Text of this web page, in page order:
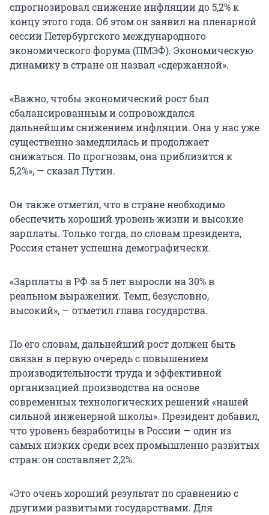
спрогнозировал снижение инфляции до 5,2% к
концу этого года. Об этом он заявил на пленарной
сессии Петербургского международного
экономического форума (ПМЭФ). Экономическую
динамику в стране он назвал «сдержанной».
«Важно, чтобы экономический рост был
сбалансированным и сопровождался
дальнейшим снижением инфляции. Она у нас уже
существенно замедлилась и продолжает
снижаться. По прогнозам, она приблизится к
5,2%», — сказал Путин.
Он также отметил, что в стране необходимо
обеспечить хороший уровень жизни и высокие
зарплаты. Только тогда, по словам президента,
Россия станет успешна демографически.
«Зарплаты в РФ за 5 лет выросли на 30% в
реальном выражении. Темп, безусловно,
высокий», — отметил глава государства.
По его словам, дальнейший рост должен быть
связан в первую очередь с повышением
производительности труда и эффективной
организацией производства на основе
современных технологических решений «нашей
сильной инженерной школы». Президент добавил,
что уровень безработицы в России — один из
самых низких среди всех промышленно развитых
стран: он составляет 2,2%.
«Это очень хороший результат по сравнению с
другими развитыми государствами. Для